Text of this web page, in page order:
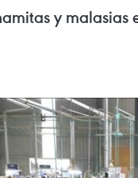
y